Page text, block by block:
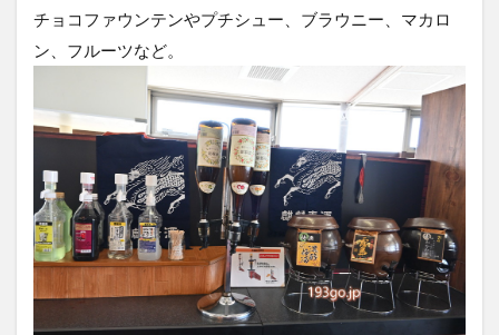
チョコファウンテンやプチシュー、ブラウニー、マカロ
ン、フルーツなど。